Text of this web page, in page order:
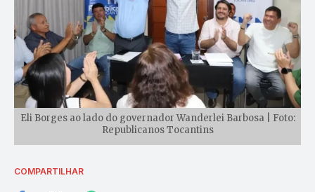
Eli Borges ao lado do governador Wanderlei Barbosa | Foto:
Republicanos Tocantins
COMPARTILHAR